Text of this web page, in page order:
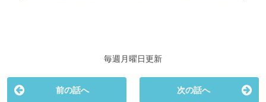
毎週月曜日更新
前の話へ 次の話へ